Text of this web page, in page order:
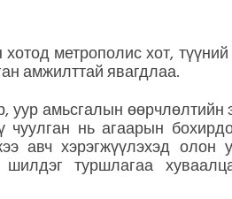
метрополис хот,
амжилттай явагдлаа.
амьсгалын өөрчлөлтийн
чуулган нь агаарын
авч хэрэгжүүлэхэд олон
туршлагаа